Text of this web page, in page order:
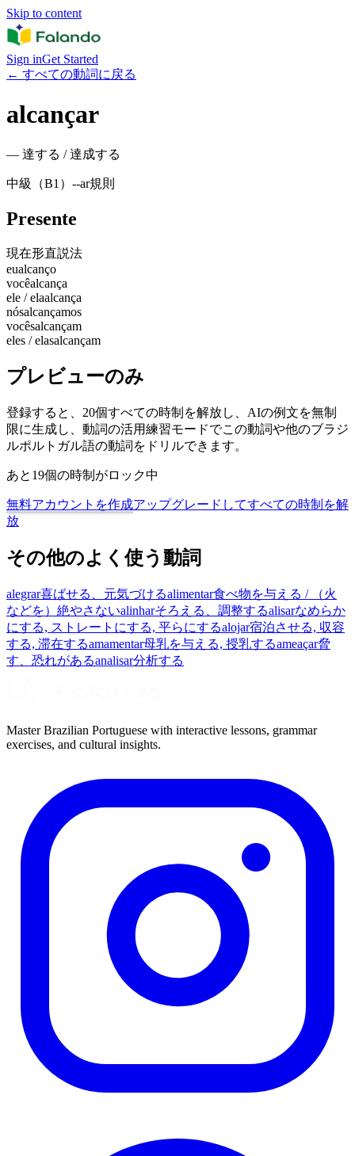
Skip to content
Sign inGet Started
← すべての動詞に戻る
alcançar
— 達する / 達成する
中級（B1） --ar規則
Presente
現在形直説法
eualcanço
vocêalcança
ele / elaalcança
nósalcançamos
vocêsalcançam
eles / elasalcançam
プレビューのみ
登録すると、20個すべての時制を解放し、AIの例文を無制
限に生成し、動詞の活用練習モードでこの動詞や他のブラジ
ルポルトガル語の動詞をドリルできます。
あと19個の時制がロック中
無料アカウントを作成アップグレードしてすべての時制を解
放
その他のよく使う動詞
alegrar喜ばせる、元気づけるalimentar食べ物を与える / （火
などを）絶やさないalinharそろえる、調整するalisarなめらか
にする, ストレートにする, 平らにするalojar宿泊させる, 収容
する, 滞在するamamentar母乳を与える, 授乳するameaçar脅
す、恐れがあるanalisar分析する
Master Brazilian Portuguese with interactive lessons, grammar
exercises, and cultural insights.